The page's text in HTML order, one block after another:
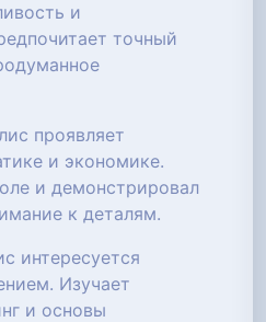
и
точный
проявляет
и экономике.
и демонстрировал
к деталям.
интересуется
Изучает
и основы